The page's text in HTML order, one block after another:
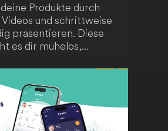
Produkte durch
und schrittweise
präsentieren. Diese
es dir mühelos,
Produkt schnell
das Verständnis
die
und unterstütze die